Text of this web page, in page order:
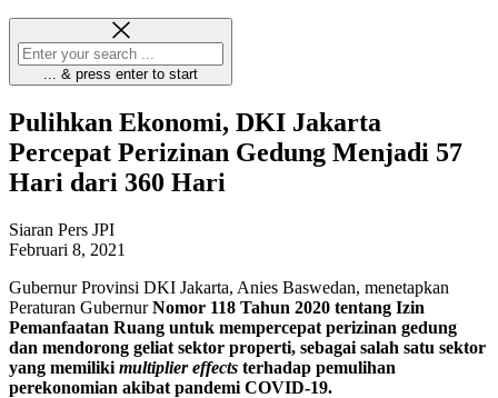
... & press enter to start
Pulihkan Ekonomi, DKI Jakarta
Percepat Perizinan Gedung Menjadi 57
Hari dari 360 Hari
Siaran Pers JPI
Februari 8, 2021
Gubernur Provinsi DKI Jakarta, Anies Baswedan, menetapkan
Peraturan GubernurNomor 118 Tahun 2020 tentang Izin
Pemanfaatan Ruang untuk mempercepat perizinan gedung
dan mendorong geliat sektor properti, sebagai salah satu sektor
yang memiliki multiplier effects terhadap pemulihan
perekonomian akibat pandemi COVID-19.